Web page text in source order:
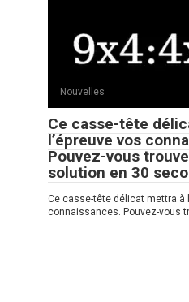
Nouvelles
Ce casse-tête
l’épreuve vos
Pouvez-vous
solution en 30
Ce casse-tête délicat mettra à
connaissances. Pouvez-vous